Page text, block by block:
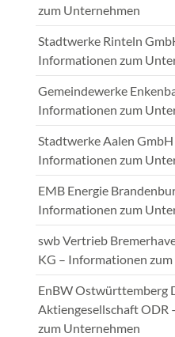
zum Unternehmen
Stadtwerke Rinteln
Informationen zum
Gemeindewerke
Informationen zum
Stadtwerke Aalen GmbH
Informationen zum
EMB Energie
Informationen zum
swb Vertrieb
KG – Informationen
EnBW Ostwürttemberg
Aktiengesellschaft ODR
zum Unternehmen